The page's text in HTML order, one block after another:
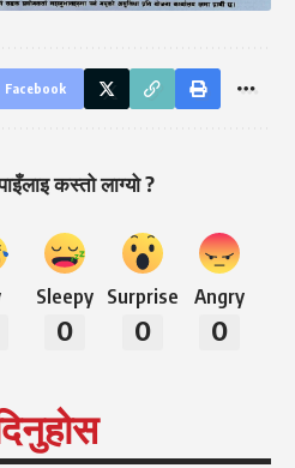
Facebook
कस्तो लाग्यो ?
Sleepy
0
Surprise
0
Angry
0